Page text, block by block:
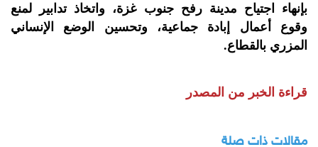
بإنهاء اجتياح مدينة رفح جنوب غزة، واتخاذ تدابير لمنع
وقوع أعمال إبادة جماعية، وتحسين الوضع الإنساني
المزري بالقطاع.
قراءة الخبر من المصدر
مقالات ذات صلة